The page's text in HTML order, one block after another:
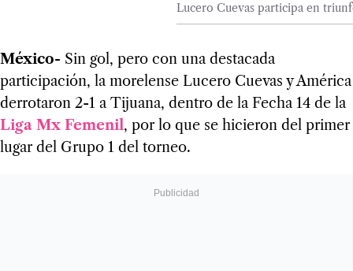
Lucero Cuevas participa en
México- Sin gol, pero con una destacada
participación, la morelense Lucero Cuevas y América
derrotaron 2-1 a Tijuana, dentro de la Fecha 14 de la
Liga Mx Femenil, por lo que se hicieron del primer
lugar del Grupo 1 del torneo.